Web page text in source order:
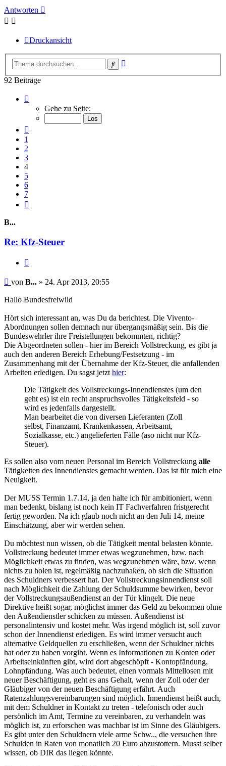
Antworten
Druckansicht
Suche
92 Beiträge
von
Gehe zu Seite:
1
2
3
4
5
6
7
B...
Re: Kfz-Steuer
Beitrag
von B... » 24. Apr 2013, 20:55
Hallo Bundesfreiwild
Hört sich interessant an, was Du da berichtest. Die Vivento-
Abordnungen sollen demnach nur übergangsmäßig sein. Bis die
Bundeswehrler ihre Freistellungen bekommten, richtig?
Die Abgeordneten sollen - hier im Bereich Vollstreckung, es gibt ja
auch den anderen Bereich Erhebung/Festsetzung - im
Zusammenhang mit der Übernahme der Kfz-Steuer, die anfallenden
Arbeiten erledigen. Du sagst jetzt hier:
Die Tätigkeit des Vollstreckungs-Innendienstes (um den
geht es) ist ein recht anspruchsvolles Tätigkeitsfeld - so
wird es jedenfalls dargestellt.
Man bearbeitet die von diversen Lieferanten (Zoll
selbst, Finanzamt, Krankenkassen, Arbeitsamt,
Sozialkasse, etc.) angelieferten Fälle (aso nicht nur Kfz-
Steuer).
Es sollen also vom neuen Personal im Bereich Vollstreckung alle
Tätigkeiten des Innendienstes gemacht werden. Das ist für mich eine
Neuigkeit.
Der MUSS Termin 1.7.14, ja den halte ich für ambitioniert, wenn
man bedenkt, bislang ist noch kein IT Fachverfahren fristgerecht
fertig geworden. Na ich glaub noch nicht an den Juli 14, meine
Einschätzung, aber wir werden sehen.
Du möchtest nun wissen, ob die Tätigkeit mental belasten könnte.
Vollstreckung bedeutet immer etwas wegzunehmen, bzw. nach
Möglichkeit etwas zu finden, was wegzunehmen wäre, bzw. wenn
nichts zu holen ist, regelmäßig nachzuhaken, ob sich die Situation
des Schuldners verbessert hat. Der Vollstreckungsinnendienst soll
nach Möglichkeit die Zahlung der Schuldsumme bewirken, bevor
der Vollstreckungsaußendienst an der Tür klingelt. Die neue
Direktive heißt sogar, möglichst immer das Geld zu bekommen ohne
den Außendienstler schicken zu müssen. Außendienst ist
personalintensiv und kostet mehr. Was irgend möglich ist, soll zuvor
schon der Innendienst erledigen. Es wird immer versucht auch
alternative Geldquellen zu erschließen, wenn der Schuldner nichts
hat oder zu haben vorgibt. Wenn es Informationen zu Konten oder
Arbeitseinkünften gibt, wird dort abgeschöpft - Kontopfändung,
Lohnpfändung. Was auch bedeutet, einen vormals Mittellosen mit
neuer Beschäftigung, geht es ans Gehalt, wenn der Zoll oder der
Gläubiger von der neuen Beschäftigung erfährt. Auch
Ratenzahlungsvereinbarungen sind möglich. Innendienst heißt auch,
mit dem Schuldner in Kontakt zu treten - telefonisch oder auch
persönlich im Amt, Termine zu vereinbaren, zu verhandeln was
möglich ist, zu erforschen was machbar ist im Sinne des Gläubigers.
Es gibt unter den Schuldnern viele arme Schw.., die versuchen ihre
Schulden in Raten von monatlich 20 Euro abzustottern. Musst selber
wissen, ob DIR das liegen könnte.